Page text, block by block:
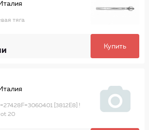
тяга
Купить
[3812E8] !
20